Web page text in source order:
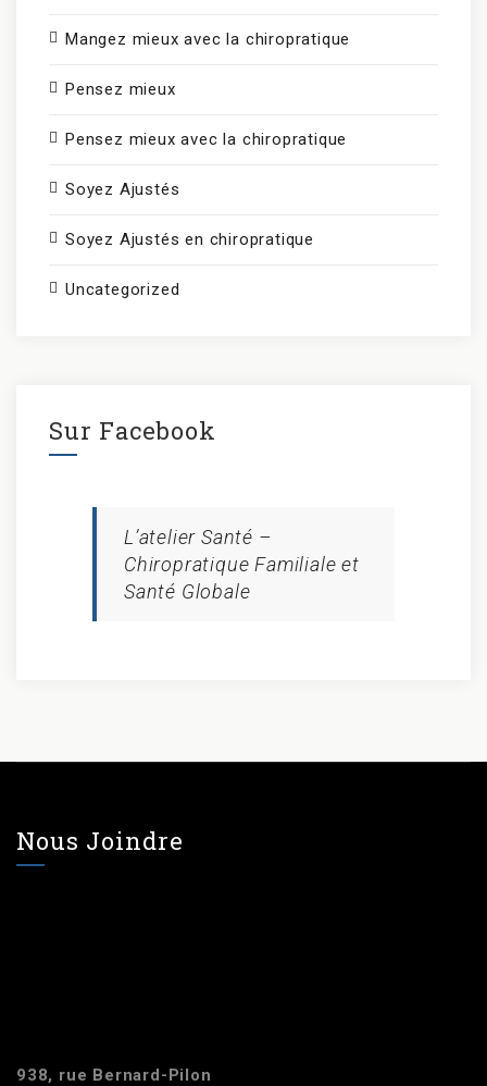
Mangez mieux avec la chiropratique
Pensez mieux
Pensez mieux avec la chiropratique
Soyez Ajustés
Soyez Ajustés en chiropratique
Uncategorized
Sur Facebook
L’atelier Santé –
Chiropratique Familiale et
Santé Globale
Nous Joindre
938, rue Bernard-Pilon